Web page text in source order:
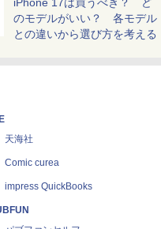
のモデルがいい？ 各モデル
との違いから選び方を考える
天海社
Comic curea
impress QuickBooks